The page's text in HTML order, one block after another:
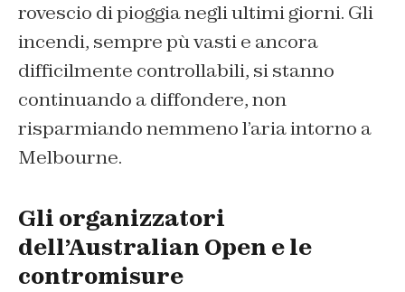
rovescio di pioggia negli ultimi giorni. Gli
incendi, sempre pù vasti e ancora
difficilmente controllabili, si stanno
continuando a diffondere, non
risparmiando nemmeno l’aria intorno a
Melbourne.
Gli organizzatori
dell’Australian Open e le
contromisure